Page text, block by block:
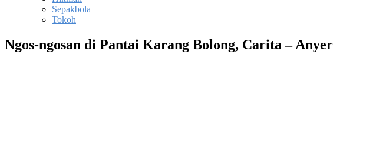
Sepakbola
Tokoh
Ngos-ngosan di Pantai Karang Bolong, Carita – Anyer